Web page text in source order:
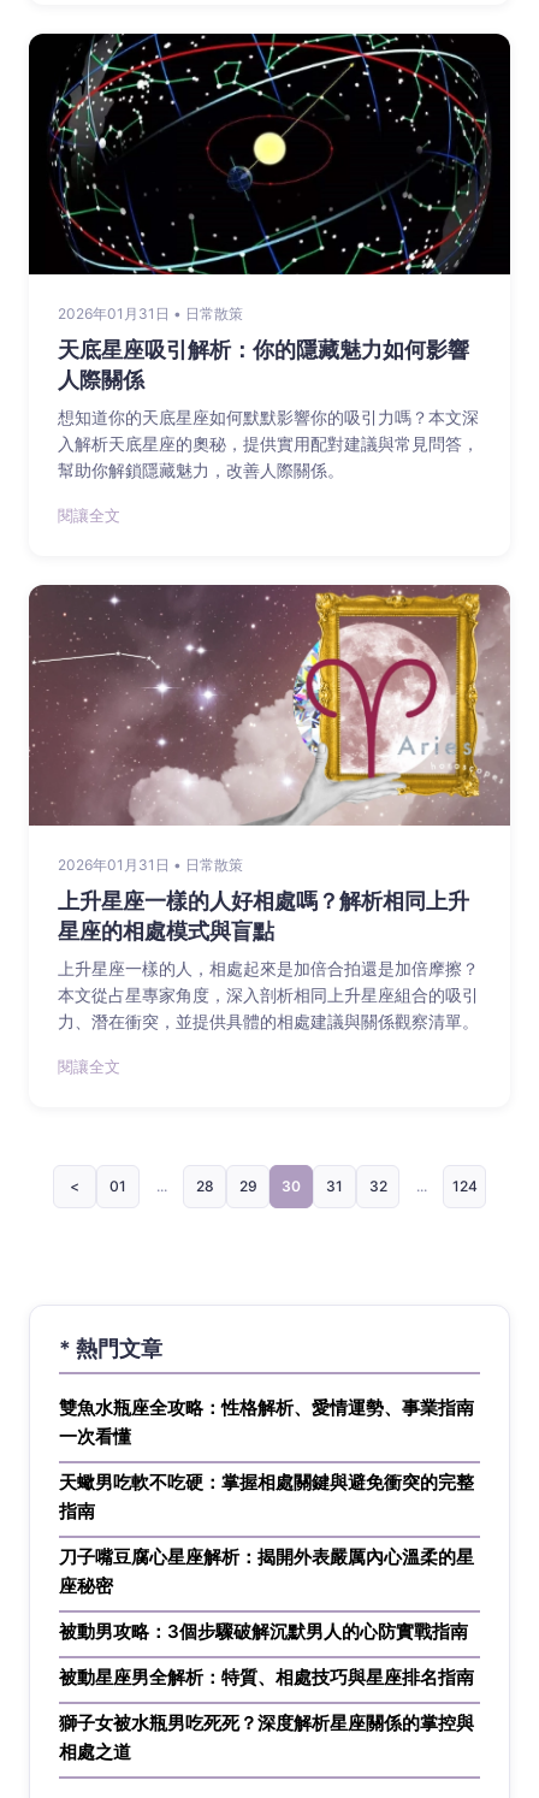
2026年01月31日 • 日常散策
天底星座吸引解析：你的隱藏魅力如何影響
人際關係
想知道你的天底星座如何默默影響你的吸引力嗎？本文深
入解析天底星座的奧秘，提供實用配對建議與常見問答，
幫助你解鎖隱藏魅力，改善人際關係。
閱讓全文
2026年01月31日 • 日常散策
上升星座一樣的人好相處嗎？解析相同上升
星座的相處模式與盲點
上升星座一樣的人，相處起來是加倍合拍還是加倍摩擦？
本文從占星專家角度，深入剖析相同上升星座組合的吸引
力、潛在衝突，並提供具體的相處建議與關係觀察清單。
閱讓全文
< 01 ... 28 29 30 31 32 ... 124
* 熱門文章
雙魚水瓶座全攻略：性格解析、愛情運勢、事業指南
一次看懂
天蠍男吃軟不吃硬：掌握相處關鍵與避免衝突的完整
指南
刀子嘴豆腐心星座解析：揭開外表嚴厲內心溫柔的星
座秘密
被動男攻略：3個步驟破解沉默男人的心防實戰指南
被動星座男全解析：特質、相處技巧與星座排名指南
獅子女被水瓶男吃死死？深度解析星座關係的掌控與
相處之道